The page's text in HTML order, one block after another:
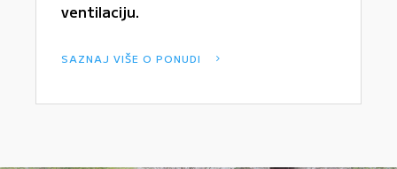
ventilaciju.
SAZNAJ VIŠE O PONUDI